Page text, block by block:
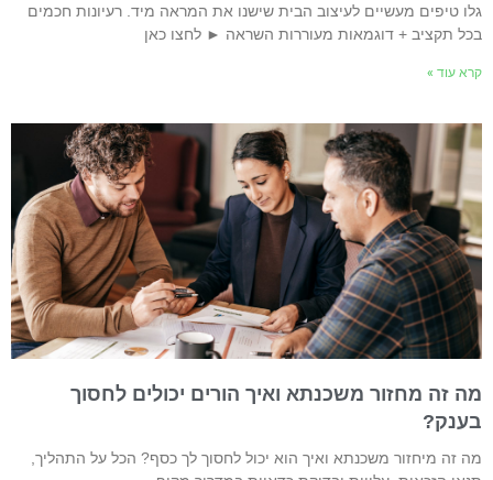
טיפים מעשיים לעיצוב הבית שישנו את המראה מיד. רעיונות חכמים
תקציב + דוגמאות מעוררות השראה ► לחצו כאן
עוד »
זה מחזור משכנתא ואיך הורים יכולים לחסוך
זה מיחזור משכנתא ואיך הוא יכול לחסוך לך כסף? הכל על התהליך,